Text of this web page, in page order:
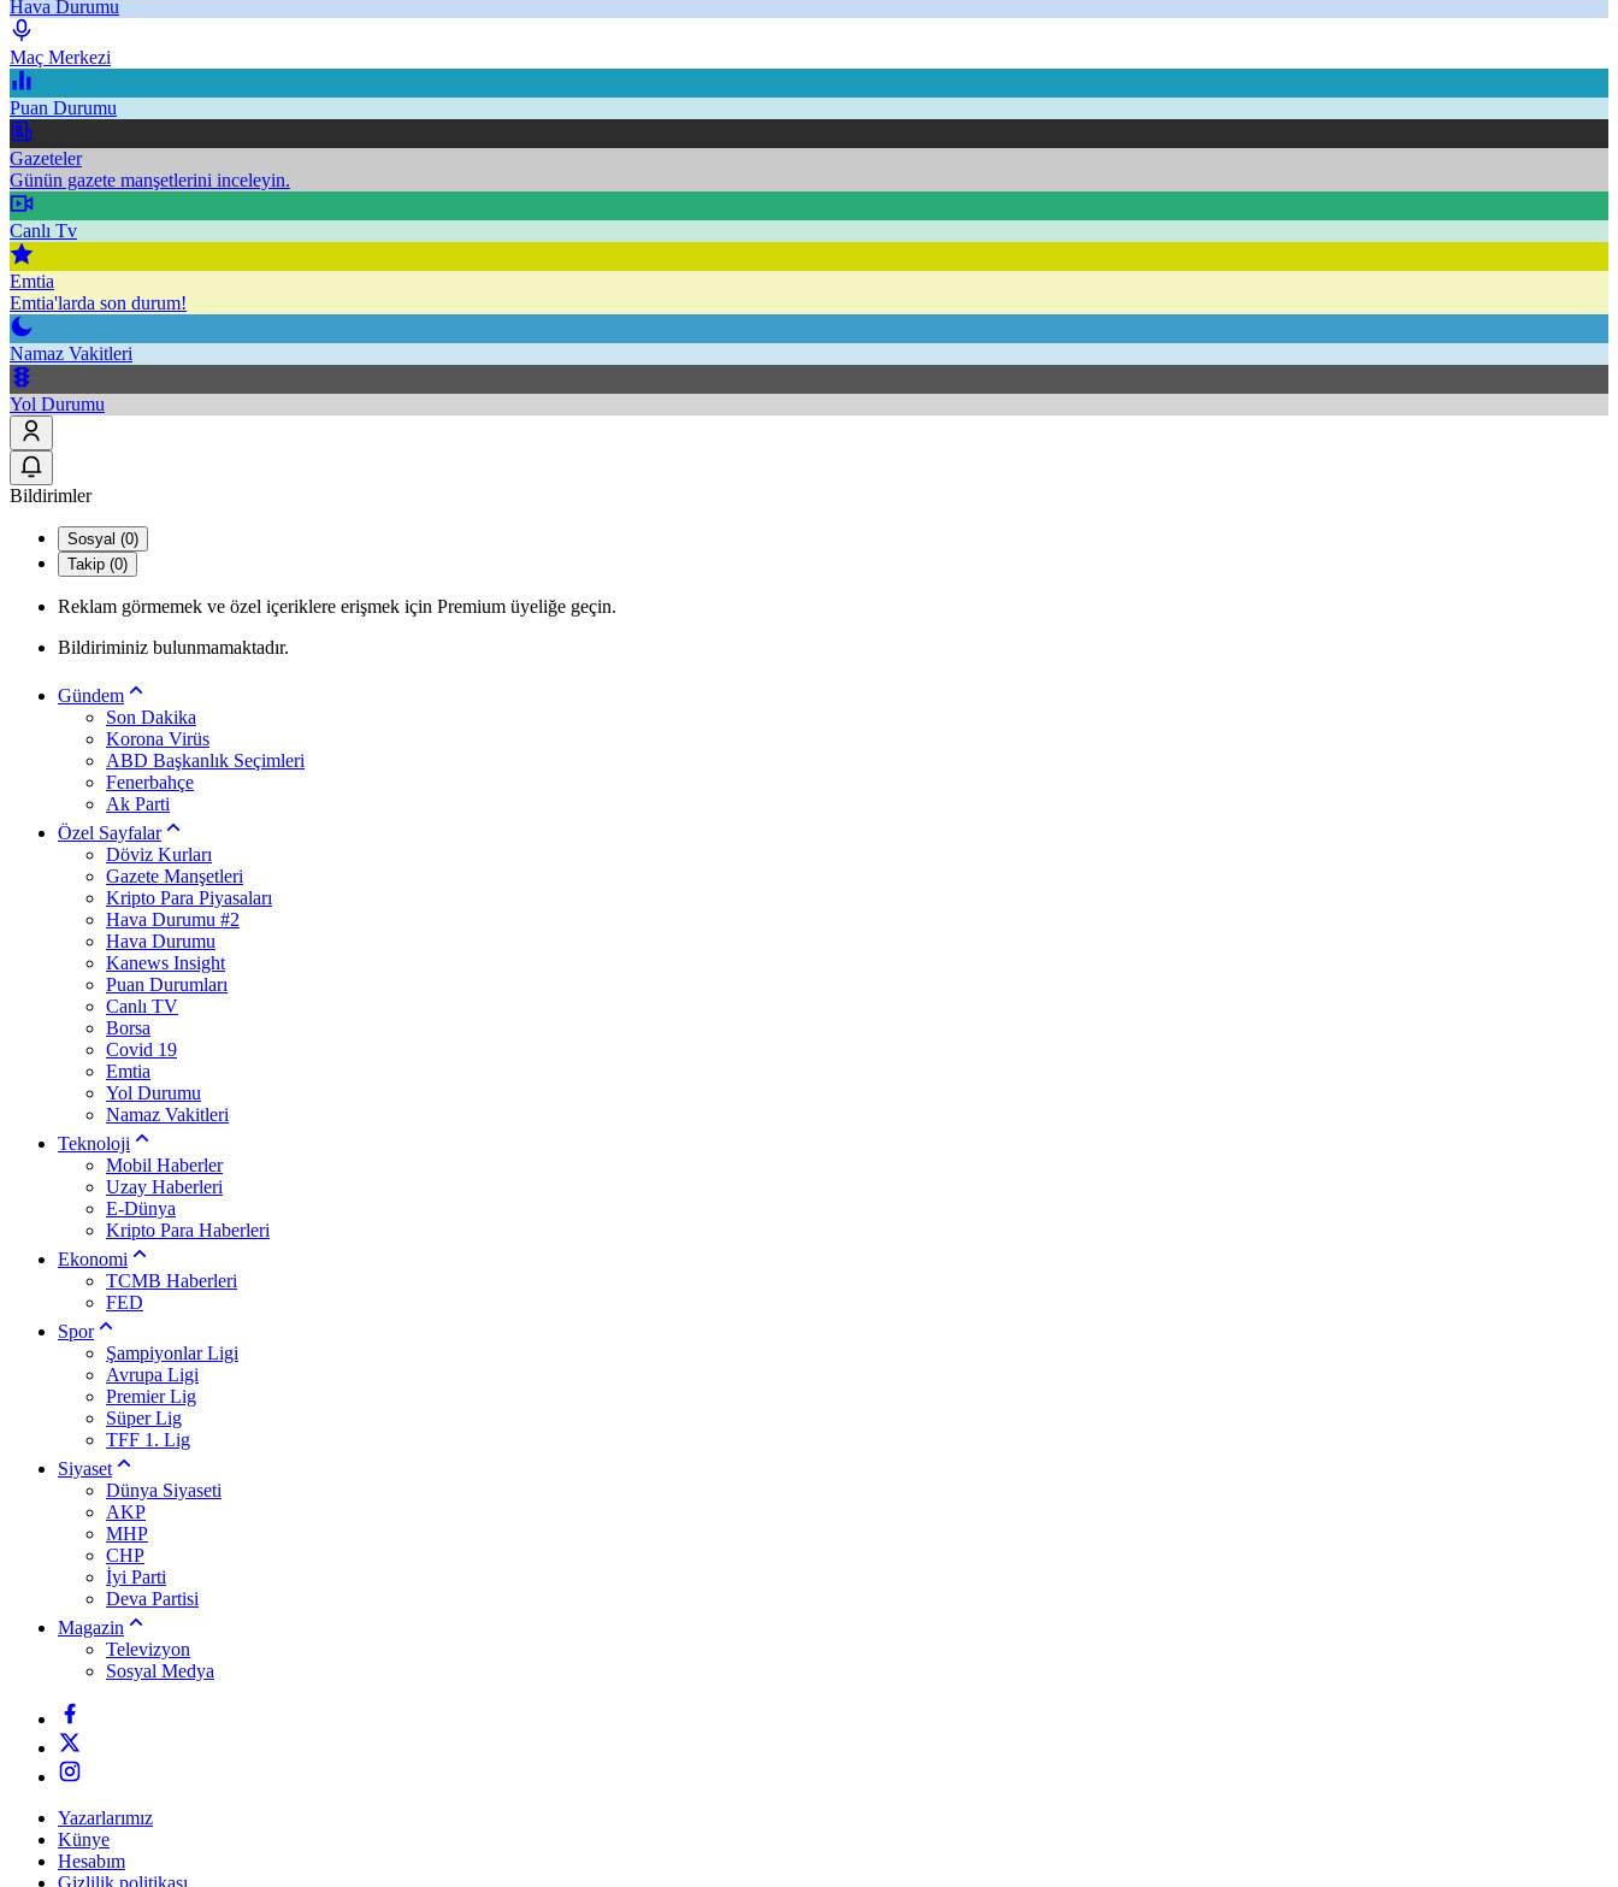
Hava Durumu
Maç Merkezi
Puan Durumu
Gazeteler
Günün gazete manşetlerini inceleyin.
Canlı Tv
Emtia
Emtia'larda son durum!
Namaz Vakitleri
Yol Durumu
Bildirimler
Sosyal (0)
Takip (0)
Reklam görmemek ve özel içeriklere erişmek için Premium üyeliğe geçin.
Bildiriminiz bulunmamaktadır.
Gündem
Son Dakika
Korona Virüs
ABD Başkanlık Seçimleri
Fenerbahçe
Ak Parti
Özel Sayfalar
Döviz Kurları
Gazete Manşetleri
Kripto Para Piyasaları
Hava Durumu #2
Hava Durumu
Kanews Insight
Puan Durumları
Canlı TV
Borsa
Covid 19
Emtia
Yol Durumu
Namaz Vakitleri
Teknoloji
Mobil Haberler
Uzay Haberleri
E-Dünya
Kripto Para Haberleri
Ekonomi
TCMB Haberleri
FED
Spor
Şampiyonlar Ligi
Avrupa Ligi
Premier Lig
Süper Lig
TFF 1. Lig
Siyaset
Dünya Siyaseti
AKP
MHP
CHP
İyi Parti
Deva Partisi
Magazin
Televizyon
Sosyal Medya
Yazarlarımız
Künye
Hesabım
Gizlilik politikası